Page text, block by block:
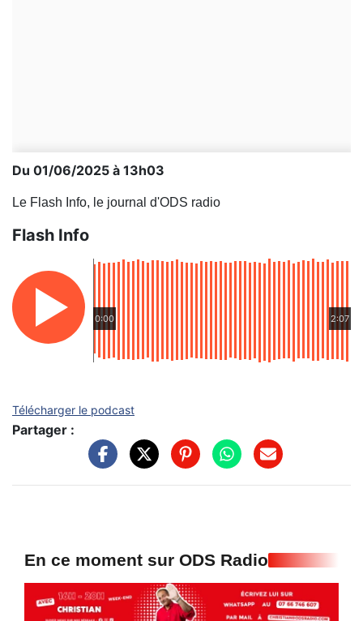
Du 01/06/2025 à 13h03
Le Flash Info, le journal d'ODS radio
Flash Info
0:00 2:07
Télécharger le podcast
Partager :
En ce moment sur ODS Radio